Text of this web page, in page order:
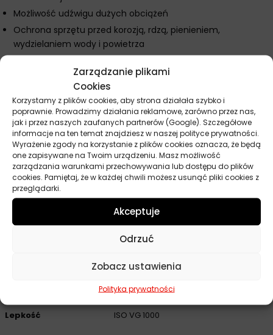
Zarządzanie plikami
Cookies
Korzystamy z plików cookies, aby strona działała szybko i
poprawnie. Prowadzimy działania reklamowe, zarówno przez nas,
jak i przez naszych zaufanych partnerów (Google). Szczegółowe
informacje na ten temat znajdziesz w naszej polityce prywatności.
Wyrażenie zgody na korzystanie z plików cookies oznacza, że będą
one zapisywane na Twoim urządzeniu. Masz możliwość
zarządzania warunkami przechowywania lub dostępu do plików
cookies. Pamiętaj, że w każdej chwili możesz usunąć pliki cookies z
przeglądarki.
Akceptuje
Odrzuć
Zobacz ustawienia
Polityka prywatności
Możliwość udźwigu dużych obciążeń
Ochrona sprzętu przed korozją, rdzą, pienieniem,
wydzielaniem wody i powietrza
Spełnia wymagania:
AGMA 9005 E02
DIN 51517-3 CLP
ISO 12925-1 CKD
Parametry techniczne
Producent
Norma
AGMA 9005 E02, AGMA 9005 F16,
Cincinnati Machine P-78, DIN 51517 3
Eurodrive
20 l
Lepkość ISO VG 1000